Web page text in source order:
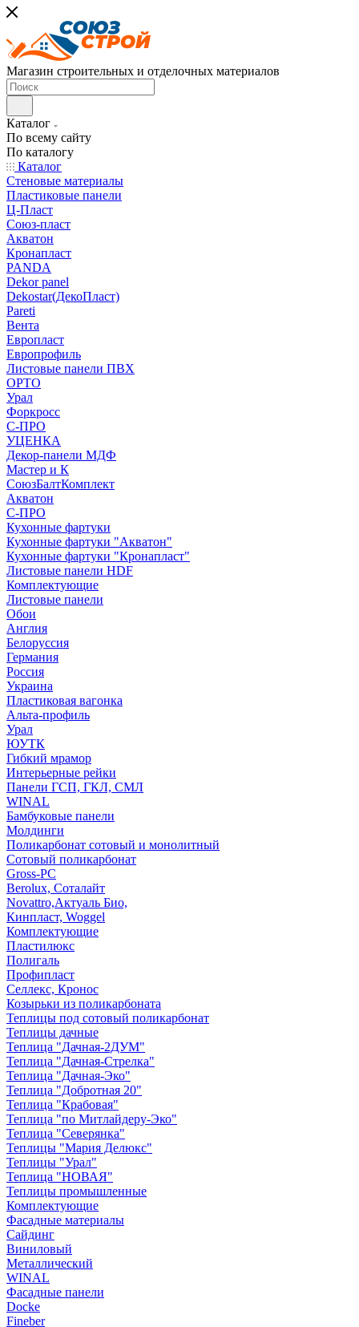
Магазин строительных и отделочных материалов
Каталог
По всему сайту
По каталогу
Каталог
Стеновые материалы
Пластиковые панели
Ц-Пласт
Союз-пласт
Акватон
Кронапласт
PANDA
Dekor panel
Dekostar(ДекоПласт)
Pareti
Вента
Европласт
Европрофиль
Листовые панели ПВХ
ОРТО
Урал
Форкросс
С-ПРО
УЦЕНКА
Декор-панели МДФ
Мастер и К
СоюзБалтКомплект
Акватон
С-ПРО
Кухонные фартуки
Кухонные фартуки "Акватон"
Кухонные фартуки "Кронапласт"
Листовые панели HDF
Комплектующие
Листовые панели
Обои
Англия
Белоруссия
Германия
Россия
Украина
Пластиковая вагонка
Альта-профиль
Урал
ЮУТК
Гибкий мрамор
Интерьерные рейки
Панели ГСП, ГКЛ, СМЛ
WINAL
Бамбуковые панели
Молдинги
Поликарбонат сотовый и монолитный
Сотовый поликарбонат
Gross-PC
Berolux, Соталайт
Novattro,Актуаль Био,
Кинпласт, Woggel
Комплектующие
Пластилюкс
Полигаль
Профипласт
Селлекс, Кронос
Козырьки из поликарбоната
Теплицы под сотовый поликарбонат
Теплицы дачные
Теплица "Дачная-2ДУМ"
Теплица "Дачная-Стрелка"
Теплица "Дачная-Эко"
Теплица "Добротная 20"
Теплица "Крабовая"
Теплица "по Митлайдеру-Эко"
Теплица "Северянка"
Теплицы "Мария Делюкс"
Теплицы "Урал"
Теплица "НОВАЯ"
Теплицы промышленные
Комплектующие
Фасадные материалы
Сайдинг
Виниловый
Металлический
WINAL
Фасадные панели
Docke
Fineber